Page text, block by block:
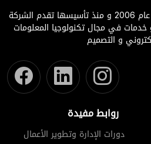
تأسست شركة الرجاء الدولية عام 2006 و منذ تأسيسها تقدم الشركة
في مجال تكنولوجيا المعلومات
و التصميم
روابط مفيدة
دورات الإدارة وتطوير الأعمال